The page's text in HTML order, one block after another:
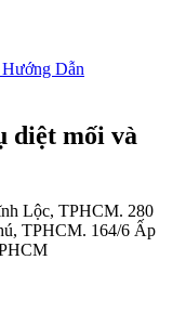
Dẫn
diệt mối và
Lộc, TPHCM. 280
TPHCM. 164/6 Ấp